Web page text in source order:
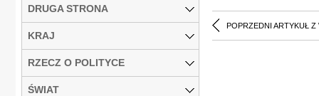
POPRZEDNI ARTYKUŁ Z
DRUGA STRONA
KRAJ
RZECZ O POLITYCE
ŚWIAT